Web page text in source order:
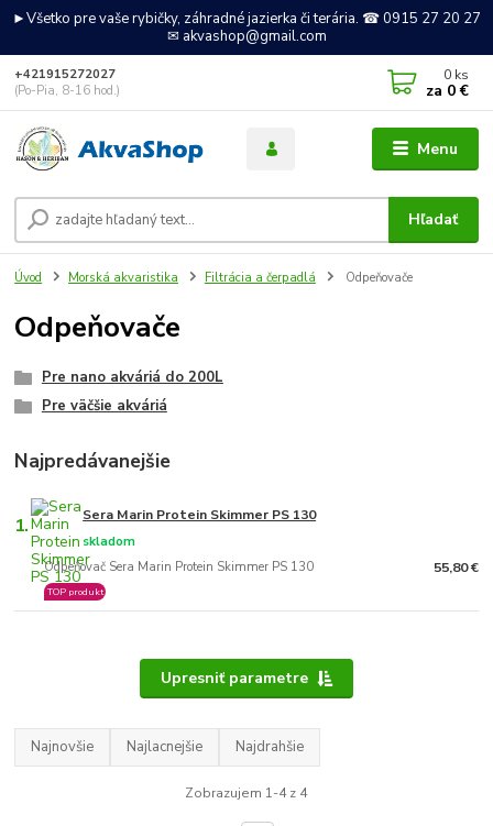
►Všetko pre vaše rybičky, záhradné jazierka či terária. ☎ 0915 27 20 27
✉ akvashop@gmail.com
Menu
Hľadať
+421915272027
(Po-Pia, 8-16 hod.)
0 ks
za 0 €
Úvod Morská akvaristika Filtrácia a čerpadlá Odpeňovače
Odpeňovače
Pre nano akváriá do 200L
Pre väčšie akváriá
Najpredávanejšie
1. Sera Marin Protein Skimmer PS 130
Odpeňovač Sera Marin Protein Skimmer PS 130
skladom
TOP produkt
55,80 €
Upresniť parametre
Najnovšie Najlacnejšie Najdrahšie
Zobrazujem 1-4 z 4